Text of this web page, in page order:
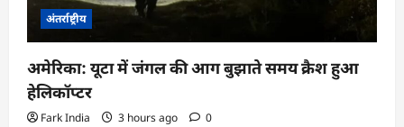
अंतर्राष्ट्रीय
अमेरिका: यूटा में जंगल की आग बुझाते समय क्रैश हुआ
हेलिकॉप्टर
Fark India 3 hours ago 0